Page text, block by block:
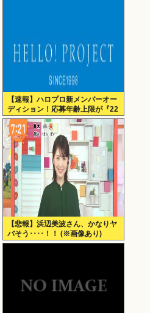
【速報】ハロプロ新メンバーオー
ディション！応募年齢上限が『22
歳』に引き上げられる
【悲報】浜辺美波さん、かなりヤ
バそう････！！ (※画像あり)